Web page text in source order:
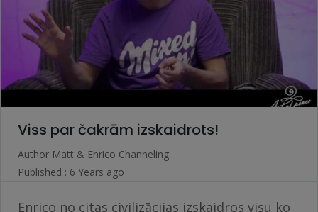
Viss par čakrām izskaidrots!
Author Matt & Enrico Channeling
Published : 6 Years ago
Enrico no citas civilizācijas izskaidros visu ko